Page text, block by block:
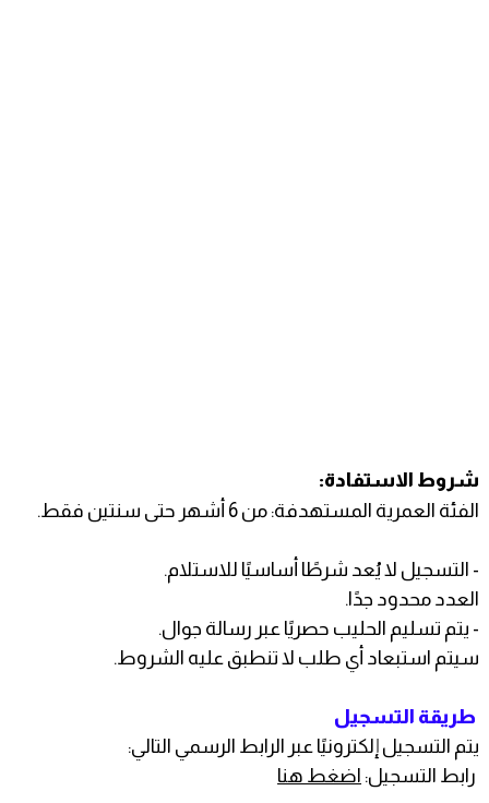
شروط الاستفادة:
الفئة العمرية المستهدفة: من 6 أشهر حتى سنتين فقط.
- التسجيل لا يُعد شرطًا أساسيًا للاستلام.
العدد محدود جدًا.
- يتم تسليم الحليب حصريًا عبر رسالة جوال.
سيتم استبعاد أي طلب لا تنطبق عليه الشروط.
طريقة التسجيل
يتم التسجيل إلكترونيًا عبر الرابط الرسمي التالي:
رابط التسجيل: اضغط هنا